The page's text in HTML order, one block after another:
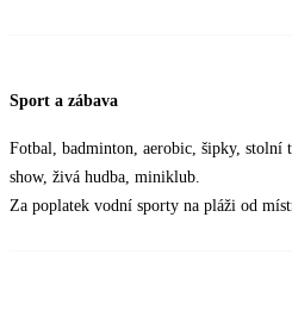
Sport a zábava
Fotbal, badminton, aerobic, šipky,
show, živá hudba, miniklub.
Za poplatek vodní sporty na pláži od